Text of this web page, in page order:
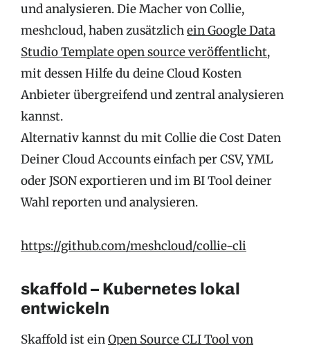
und analysieren. Die Macher von Collie,
meshcloud, haben zusätzlichein Google Data
Studio Template open source veröffentlicht,
mit dessen Hilfe du deine Cloud Kosten
Anbieter übergreifend und zentral analysieren
kannst.
Alternativ kannst du mit Collie die Cost Daten
Deiner Cloud Accounts einfach per CSV, YML
oder JSON exportieren und im BI Tool deiner
Wahl reporten und analysieren.
https://github.com/meshcloud/collie-cli
skaffold – Kubernetes lokal
entwickeln
Skaffold ist einOpen Source CLI Tool von